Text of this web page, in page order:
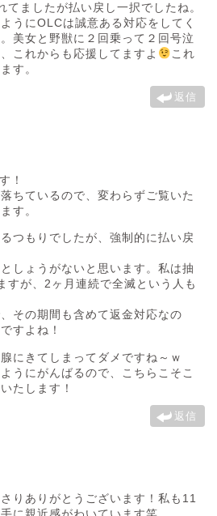
ましたが払い戻し一択でしたね。
うにOLCは誠意ある対応をしてく
美女と野獣に２回乗って２回号泣
これからも応援してますよ
これ
す。
返信
！
ちているので、変わらずご覧いた
す。
つもりでしたが、強制的に払い戻
しょうがないと思います。私は抽
すが、2ヶ月連続で全滅という人も
その期間も含めて返金対応なの
すよね！
にきてしまってダメですね～ｗ
うにがんばるので、こちらこそこ
たします！
返信
りありがとうございます！私も11